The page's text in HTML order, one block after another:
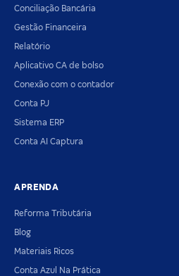
Conciliação Bancária
Gestão Financeira
Relatório
Aplicativo CA de bolso
Conexão com o contador
Conta PJ
Sistema ERP
Conta AI Captura
APRENDA
Reforma Tributária
Blog
Materiais Ricos
Conta Azul Na Prática